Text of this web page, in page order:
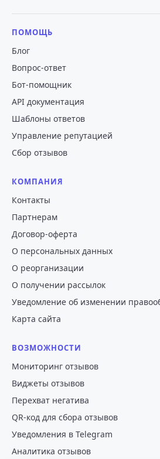
ПОМОЩЬ
Блог
Вопрос-ответ
Бот-помощник
API документация
Шаблоны ответов
Управление репутацией
Сбор отзывов
КОМПАНИЯ
Контакты
Партнерам
Договор-оферта
О персональных данных
О реорганизации
О получении рассылок
Уведомление об изменении
Карта сайта
ВОЗМОЖНОСТИ
Мониторинг отзывов
Виджеты отзывов
Перехват негатива
QR-код для сбора отзывов
Уведомления в Telegram
Аналитика отзывов